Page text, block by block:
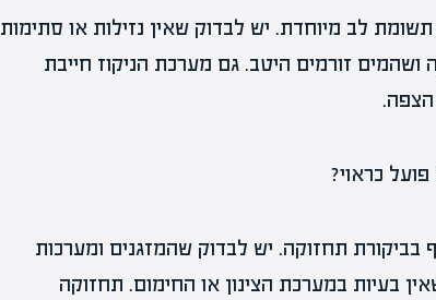
לב מיוחדת. יש לבדוק שאין נזילות או סתימות
זורמים היטב. גם מערכת הניקוז חייבת
הצפה.
תחזוקה. יש לבדוק שהמזגנים ומערכות
בעיות במערכת הצינון או החימום. תחזוקה